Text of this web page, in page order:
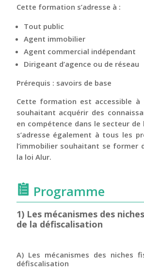
Cette formation s’adresse à :
Tout public
Agent immobilier
Agent commercial indépendant
Dirigeant d’agence ou de réseau
Prérequis : savoirs de base
Cette formation est accessible à
souhaitant acquérir des
en compétence dans le secteur de
s’adresse également à tous les
l’immobilier souhaitant se former
la loi Alur.
Programme
1) Les mécanismes des
de la défiscalisation
A) Les mécanismes des niches
défiscalisation